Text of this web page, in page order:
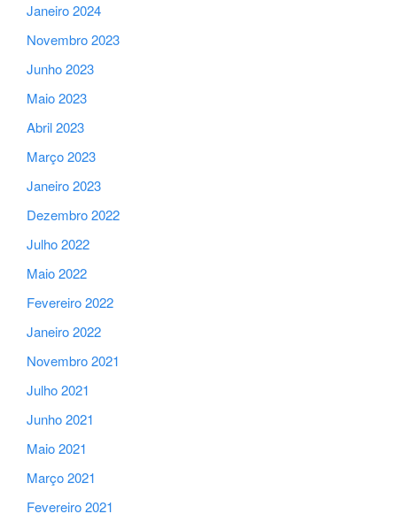
Janeiro 2024
Novembro 2023
Junho 2023
Maio 2023
Abril 2023
Março 2023
Janeiro 2023
Dezembro 2022
Julho 2022
Maio 2022
Fevereiro 2022
Janeiro 2022
Novembro 2021
Julho 2021
Junho 2021
Maio 2021
Março 2021
Fevereiro 2021